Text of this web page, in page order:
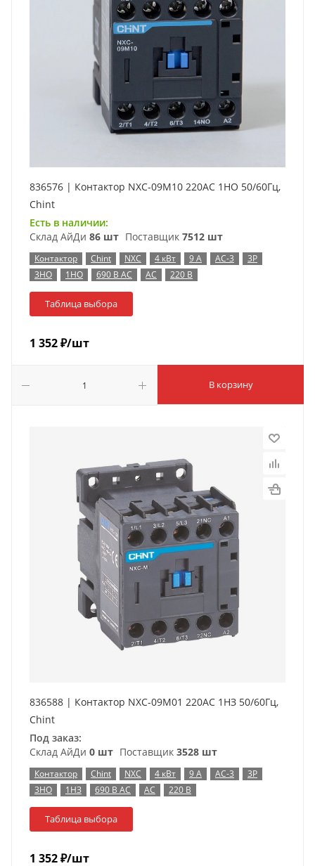
836576 | Контактор NXC-09M10 220AC 1НО 50/60Гц,
Chint
Есть в наличии:
Склад АйДи 86 шт Поставщик 7512 шт
Контактор Chint NXC 4 кВт 9 А AC-3
3P
3НО
1НО 690 В AC AC 220 В
Таблица выбора
1 352₽/шт
В корзину
836588 | Контактор NXC-09M01 220AC 1НЗ 50/60Гц,
Chint
Под заказ:
Склад АйДи 0 шт Поставщик 3528 шт
Контактор Chint NXC 4 кВт 9 А AC-3
3P
3НО
1НЗ 690 В AC AC 220 В
Таблица выбора
1 352₽/шт